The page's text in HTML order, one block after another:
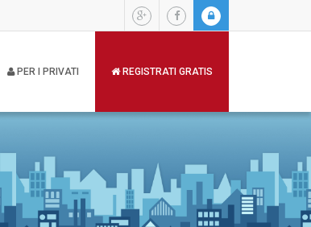
PER I PRIVATI REGISTRATI GRATIS